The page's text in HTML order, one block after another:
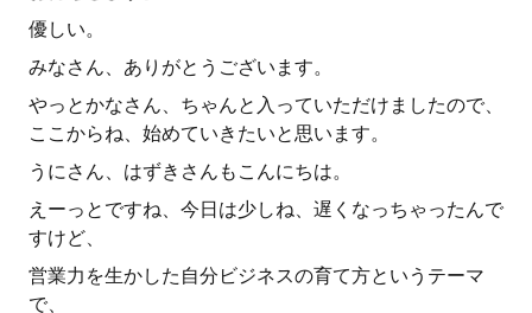
優しい。
みなさん、ありがとうございます。
やっとかなさん、ちゃんと入っていただけましたので、
ここからね、始めていきたいと思います。
うにさん、はずきさんもこんにちは。
えーっとですね、今日は少しね、遅くなっちゃったんで
すけど、
営業力を生かした自分ビジネスの育て方というテーマ
で、